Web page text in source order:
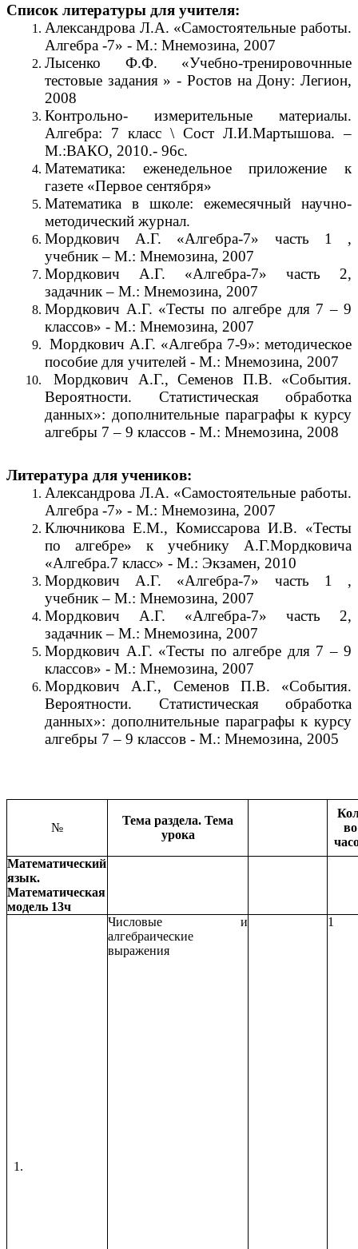
Список литературы для учителя:
Александрова Л.А. «Самостоятельные работы.
Алгебра -7» - М.: Мнемозина, 2007
Лысенко Ф.Ф. «Учебно-тренировочнные
тестовые задания » - Ростов на Дону: Легион,
2008
Контрольно- измерительные материалы.
Алгебра: 7 класс \ Сост Л.И.Мартышова. –
М.:ВАКО, 2010.- 96с.
Математика: еженедельное приложение к
газете «Первое сентября»
Математика в школе: ежемесячный научно-
методический журнал.
Мордкович А.Г. «Алгебра-7» часть 1 ,
учебник – М.: Мнемозина, 2007
Мордкович А.Г. «Алгебра-7» часть 2,
задачник – М.: Мнемозина, 2007
Мордкович А.Г. «Тесты по алгебре для 7 – 9
классов» - М.: Мнемозина, 2007
Мордкович А.Г. «Алгебра 7-9»: методическое
пособие для учителей - М.: Мнемозина, 2007
Мордкович А.Г., Семенов П.В. «События.
Вероятности. Статистическая обработка
данных»: дополнительные параграфы к курсу
алгебры 7 – 9 классов - М.: Мнемозина, 2008
Литература для учеников:
Александрова Л.А. «Самостоятельные работы.
Алгебра -7» - М.: Мнемозина, 2007
Ключникова Е.М., Комиссарова И.В. «Тесты
по алгебре» к учебнику А.Г.Мордковича
«Алгебра.7 класс» - М.: Экзамен, 2010
Мордкович А.Г. «Алгебра-7» часть 1 ,
учебник – М.: Мнемозина, 2007
Мордкович А.Г. «Алгебра-7» часть 2,
задачник – М.: Мнемозина, 2007
Мордкович А.Г. «Тесты по алгебре для 7 – 9
классов» - М.: Мнемозина, 2007
Мордкович А.Г., Семенов П.В. «События.
Вероятности. Статистическая обработка
данных»: дополнительные параграфы к курсу
алгебры 7 – 9 классов - М.: Мнемозина, 2005
№
Тема раздела. Тема
урока
во
Математический
язык.
Математическая
модель 13ч
Числовые и
алгебраические
выражения
1